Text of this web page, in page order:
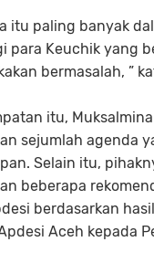
itu paling banyak
para Keuchik yang
bermasalah, ”
itu,
sejumlah agenda
Selain itu,
beberapa
berdasarkan
Aceh kepada